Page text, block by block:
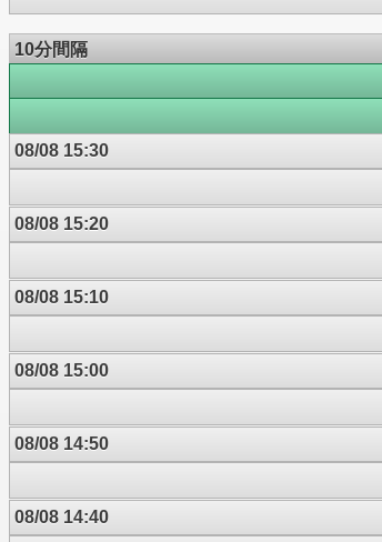
10分間隔
08/08 15:30
08/08 15:20
08/08 15:10
08/08 15:00
08/08 14:50
08/08 14:40